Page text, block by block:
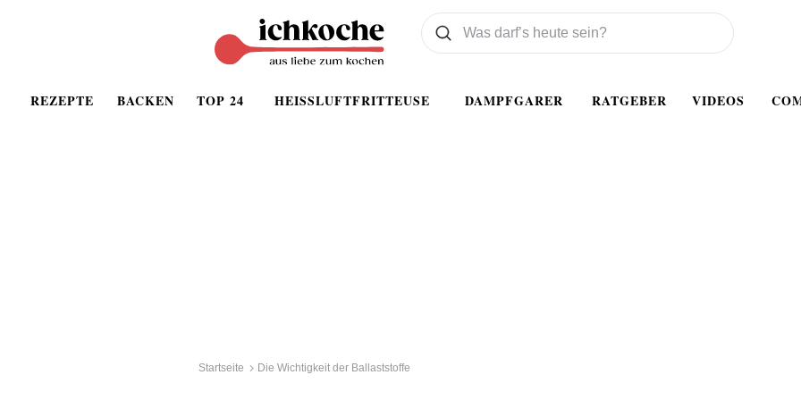
REZEPTE BACKEN TOP 24 HEISSLUFTFRITTEUSE DAMPFGARER RATGEBER VIDEOS
Was wollen Sie suchen
Suchen
Startseite Die Wichtigkeit der Ballaststoffe